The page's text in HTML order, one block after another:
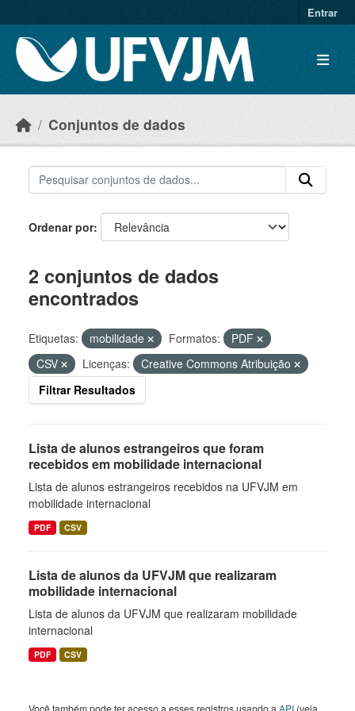
Entrar
Conjuntos de dados
Ordenar por
2 conjuntos de dados
encontrados
Etiquetas: mobilidade Formatos:
PDF
CSV
Licenças:
Creative Commons Atribuição
Filtrar Resultados
Lista de alunos estrangeiros que foram
recebidos em mobilidade internacional
Lista de alunos estrangeiros recebidos na UFVJM em
mobilidade internacional
PDF CSV
Lista de alunos da UFVJM que realizaram
mobilidade internacional
Lista de alunos da UFVJM que realizaram mobilidade
internacional
PDF CSV
Você também pode ter acesso a esses registros usando a API (veja